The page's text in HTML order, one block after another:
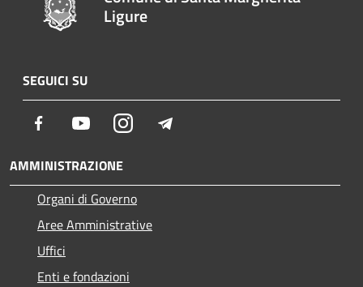
Ligure
SEGUICI SU
Facebook YoutubeInstagram
AMMINISTRAZIONE
Organi di Governo
Aree Amministrative
Uffici
Enti e fondazioni